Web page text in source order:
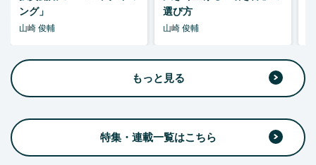
ング」
山崎 俊輔
選び方
山崎 俊輔
もっと見る
特集・連載一覧はこちら